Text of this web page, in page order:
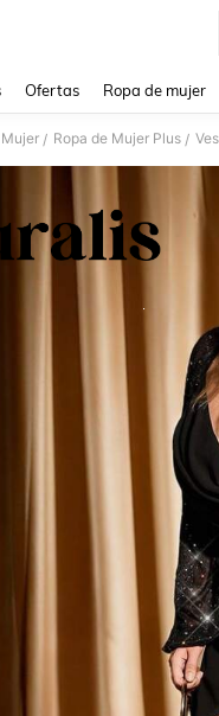
Ofertas Ropa de mujer
/ Ropa de Mujer Plus /